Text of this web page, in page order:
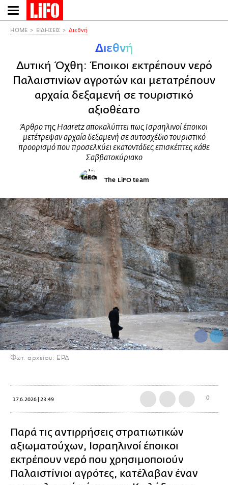
Παράκαμψη
προς
HOME ΕΙΔΗΣΕΙΣ Διεθνή
Διεθνή
Δυτική Όχθη: Έποικοι εκτρέπουν νερό
Παλαιστινίων αγροτών και μετατρέπουν
αρχαία δεξαμενή σε τουριστικό
αξιοθέατο
Άρθρο της Haaretz αποκαλύπτει πως Ισραηλινοί έποικοι
μετέτρεψαν αρχαία δεξαμενή σε αυτοσχέδιο τουριστικό
προορισμό που προσελκύει εκατοντάδες επισκέπτες κάθε
Σαββατοκύριακο
The LiFO team
Φωτ. αρχείου: EPA
17.6.2026 | 23:49 0
Παρά τις αντιρρήσεις στρατιωτικών
αξιωματούχων, Ισραηλινοί έποικοι
εκτρέπουν νερό που χρησιμοποιούν
Παλαιστίνιοι αγρότες, κατέλαβαν έναν